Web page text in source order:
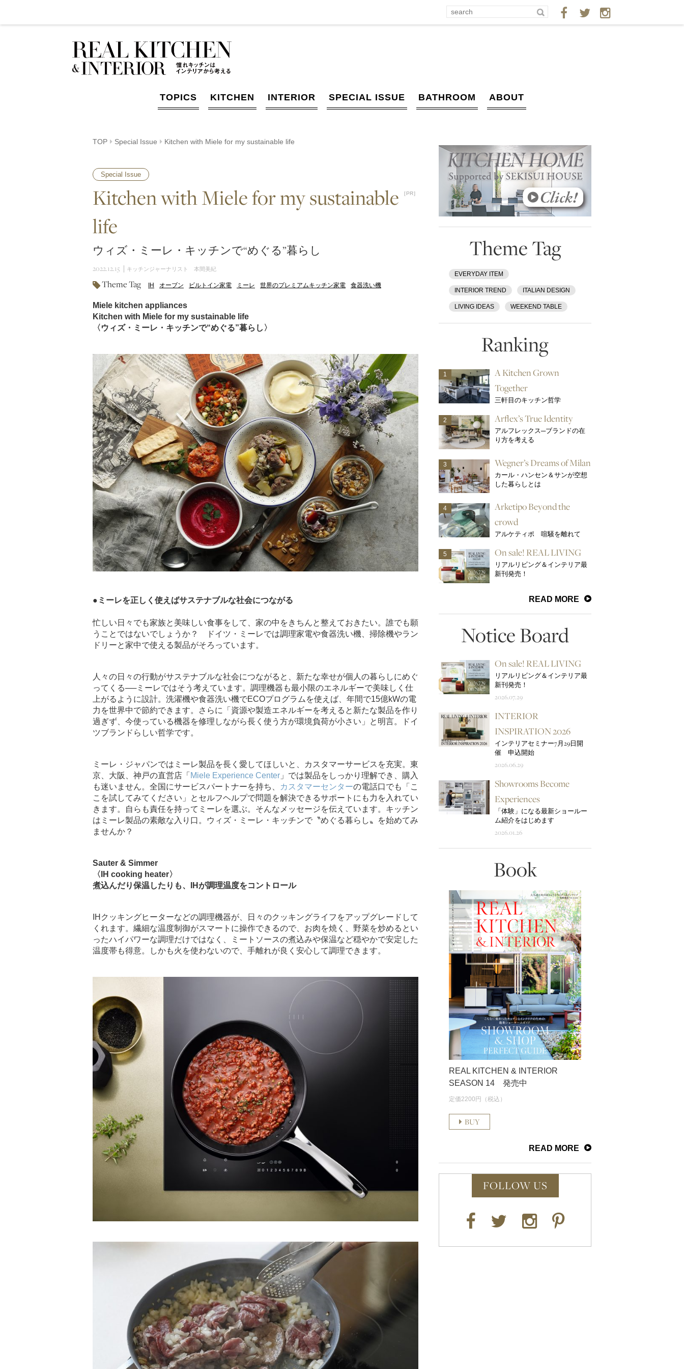
TOPICS KITCHEN INTERIOR SPECIAL ISSUE BATHROOM ABOUT
TOP Special Issue Kitchen with Miele for my sustainable life
［PR］
［PR］
Special Issue
Kitchen with Miele for my sustainable
life
ウィズ・ミーレ・キッチンで“めぐる”暮らし
2022.12.15 キッチンジャーナリスト 本間美紀
Theme Tag IH オーブン ビルトイン家電 ミーレ 世界のプレミアムキッチン家電 食器洗い機
Miele kitchen appliances
Kitchen with Miele for my sustainable life
〈ウィズ・ミーレ・キッチンで“めぐる”暮らし〉
●ミーレを正しく使えばサステナブルな社会につながる
忙しい日々でも家族と美味しい食事をして、家の中をきちんと整えておきたい。誰でも願
うことではないでしょうか？ ドイツ・ミーレでは調理家電や食器洗い機、掃除機やラン
ドリーと家中で使える製品がそろっています。
人々の日々の行動がサステナブルな社会につながると、新たな幸せが個人の暮らしにめぐ
ってくる──ミーレではそう考えています。調理機器も最小限のエネルギーで美味しく仕
上がるように設計。洗濯機や食器洗い機でECOプログラムを使えば、年間で15億kWの電
力を世界中で節約できます。さらに「資源や製造エネルギーを考えると新たな製品を作り
過ぎず、今使っている機器を修理しながら長く使う方が環境負荷が小さい」と明言。ドイ
ツブランドらしい哲学です。
ミーレ・ジャパンではミーレ製品を長く愛してほしいと、カスタマーサービスを充実。東
京、大阪、神戸の直営店「 Miele Experience Center 」では製品をしっかり理解でき、購入
も迷いません。全国にサービスパートナーを持ち、
カスタマーセンターの電話口でも「こ
こを試してみてください」とセルフヘルプで問題を解決できるサポートにも力を入れてい
きます。自らも責任を持ってミーレを選ぶ。そんなメッセージを伝えています。キッチン
はミーレ製品の素敵な入り口。ウィズ・ミーレ・キッチンで〝めぐる暮らし〟を始めてみ
ませんか？
Sauter & Simmer
〈IH cooking heater〉
煮込んだり保温したりも、IHが調理温度をコントロール
IHクッキングヒーターなどの調理機器が、日々のクッキングライフをアップグレードして
くれます。繊細な温度制御がスマートに操作できるので、お肉を焼く、野菜を炒めるとい
ったハイパワーな調理だけではなく、ミートソースの煮込みや保温など穏やかで安定した
温度帯も得意。しかも火を使わないので、手離れが良く安心して調理できます。
Theme Tag
EVERYDAY ITEM
INTERIOR TREND ITALIAN DESIGN
LIVING IDEAS WEEKEND TABLE
Ranking
1
A Kitchen Grown
Together
三軒目のキッチン哲学
2 Arflex’s True Identity
アルフレックス─ブランドの在
り方を考える
3 Wegner’s Dreams of Milan
カール・ハンセン＆サンが空想
した暮らしとは
4
Arketipo Beyond the
crowd
アルケティポ 喧騒を離れて
5 On sale! REAL LIVING
リアルリビング＆インテリア最
新刊発売！
READ MORE
Notice Board
On sale! REAL LIVING
リアルリビング＆インテリア最
新刊発売！
2026.07.29
INTERIOR
INSPIRATION 2026
インテリアセミナー7月29日開
催 申込開始
2026.06.29
Showrooms Become
Experiences
「体験」になる最新ショールー
ム紹介をはじめます
2026.01.26
Book
REAL KITCHEN & INTERIOR
SEASON 14 発売中
定価2200円（税込）
BUY
READ MORE
FOLLOW US